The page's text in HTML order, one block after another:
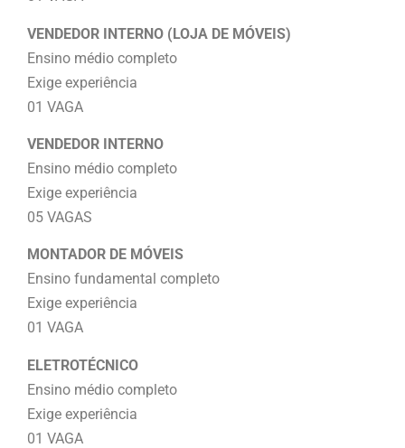
VENDEDOR INTERNO (LOJA DE MÓVEIS)
Ensino médio completo
Exige experiência
01 VAGA
VENDEDOR INTERNO
Ensino médio completo
Exige experiência
05 VAGAS
MONTADOR DE MÓVEIS
Ensino fundamental completo
Exige experiência
01 VAGA
ELETROTÉCNICO
Ensino médio completo
Exige experiência
01 VAGA